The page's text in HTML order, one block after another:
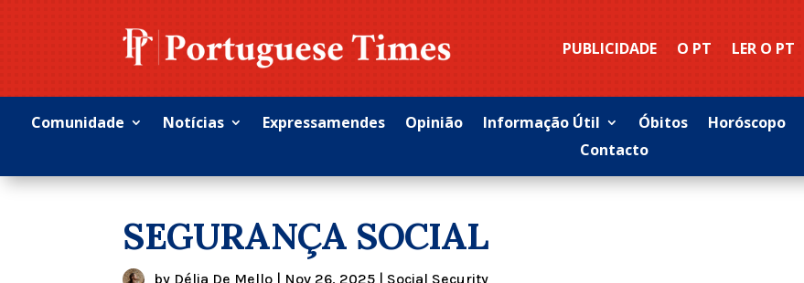
PUBLICIDADE O PT LER O PT
Comunidade Notícias Expressamendes Opinião Informação Útil Óbitos Horóscopo
Contacto
SEGURANÇA SOCIAL
by Délia De Mello Nov 26, 2025 Social Security